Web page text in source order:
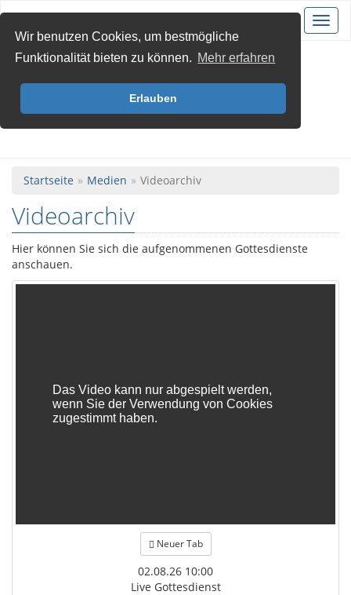
Wir benutzen Cookies, um bestmögliche
Funktionalität bieten zu können. Mehr erfahren
Erlauben
Startseite Medien Videoarchiv
Videoarchiv
Hier können Sie sich die aufgenommenen Gottesdienste
anschauen.
Neuer Tab
02.08.26 10:00
Live Gottesdienst